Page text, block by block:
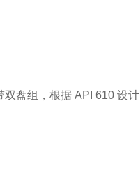
盘组，根据 API 610 设计